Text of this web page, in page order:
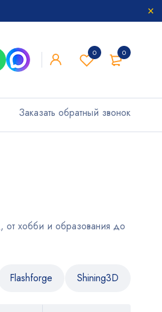
0
0
Заказать обратный звонок
хобби и образования до
Flashforge Shining3D